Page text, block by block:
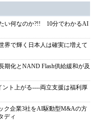
い何なのか?!! 10分でわかるAI
界で輝く日本人は確実に増えて
期化とNAND Flash供給緩和が及
ント上がる----両立支援は福利厚
ク企業3社をAI駆動型M&Aの方
ディ